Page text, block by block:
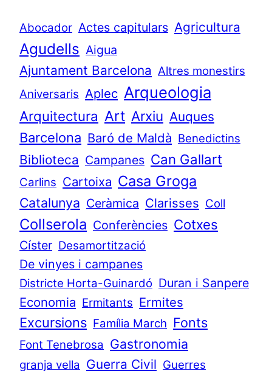
Abocador Actes capitulars Agricultura
Agudells Aigua
Ajuntament Barcelona Altres monestirs
Aniversaris Aplec Arqueologia
Arquitectura Art Arxiu Auques
Barcelona Baró de Maldà Benedictins
Biblioteca Campanes Can Gallart
Carlins Cartoixa Casa Groga
Catalunya Ceràmica Clarisses Coll
Collserola Conferències Cotxes
Císter Desamortització
De vinyes i campanes
Districte Horta-Guinardó Duran i Sanpere
Economia Ermitants Ermites
Excursions Família March Fonts
Font Tenebrosa Gastronomia
granja vella Guerra Civil Guerres